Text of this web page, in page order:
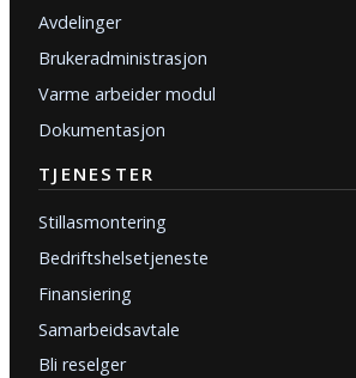
Avdelinger
Brukeradministrasjon
Varme arbeider modul
Dokumentasjon
TJENESTER
Stillasmontering
Bedriftshelsetjeneste
Finansiering
Samarbeidsavtale
Bli reselger